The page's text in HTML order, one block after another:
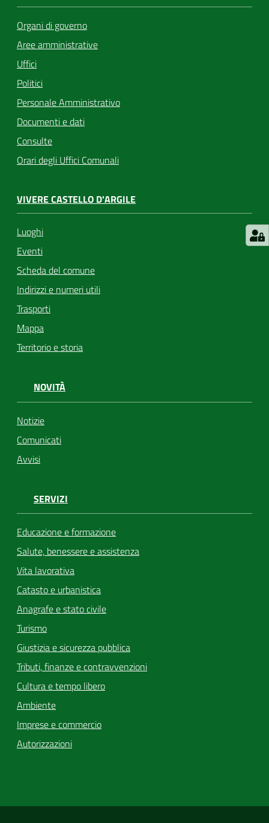
Organi di governo
Aree amministrative
Uffici
Politici
Personale Amministrativo
Documenti e dati
Consulte
Orari degli Uffici Comunali
VIVERE CASTELLO D'ARGILE
Luoghi
Eventi
Scheda del comune
Indirizzi e numeri utili
Trasporti
Mappa
Territorio e storia
NOVITÀ
Notizie
Comunicati
Avvisi
SERVIZI
Educazione e formazione
Salute, benessere e assistenza
Vita lavorativa
Catasto e urbanistica
Anagrafe e stato civile
Turismo
Giustizia e sicurezza pubblica
Tributi, finanze e contravvenzioni
Cultura e tempo libero
Ambiente
Imprese e commercio
Autorizzazioni